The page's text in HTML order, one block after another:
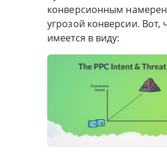
конверсионным
угрозой конверсии. Вот,
имеется в виду: